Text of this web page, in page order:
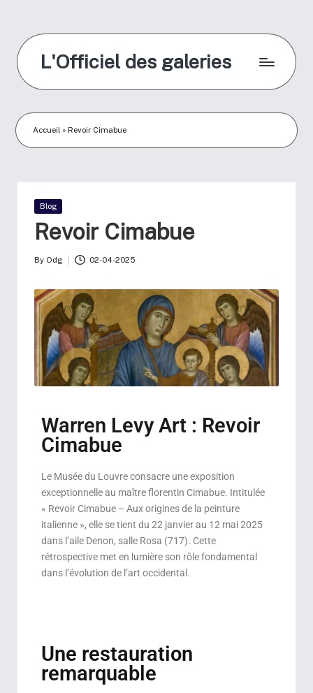
L'Officiel des galeries
Accueil »Revoir Cimabue
Blog
Revoir Cimabue
By Odg 02-04-2025
Warren Levy Art : Revoir
Cimabue
Le Musée du Louvre consacre une exposition
exceptionnelle au maître florentin Cimabue. Intitulée
« Revoir Cimabue – Aux origines de la peinture
italienne », elle se tient du 22 janvier au 12 mai 2025
dans l’aile Denon, salle Rosa (717). Cette
rétrospective met en lumière son rôle fondamental
dans l’évolution de l’art occidental.
Une restauration
remarquable